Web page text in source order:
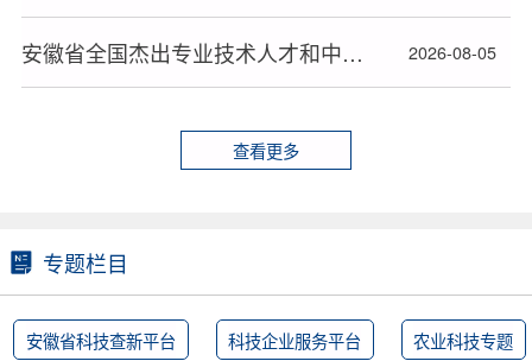
安徽省全国杰出专业技术人才和中华技能大奖拟正式推荐对象公示 2026-08-05
查看更多
专题栏目
安徽省科技查新平台 科技企业服务平台 农业科技专题